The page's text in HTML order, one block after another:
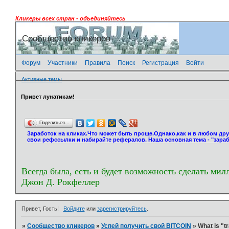
Кликеры всех стран - объединяйтесь
Сообщество кликеров
Форум Участники Правила Поиск Регистрация Войти
Активные темы
Привет лунатикам!
Поделиться…
Заработок на кликах.Что может быть проще.Однако,как и в любом
свои рефссылки и набирайте рефералов. Наша основная тема -
Всегда была, есть и будет возможность сделать
Джон Д. Рокфеллер
Привет, Гость! Войдитеили зарегистрируйтесь.
»Сообщество кликеров »Успей получить свой BITCOIN »What is